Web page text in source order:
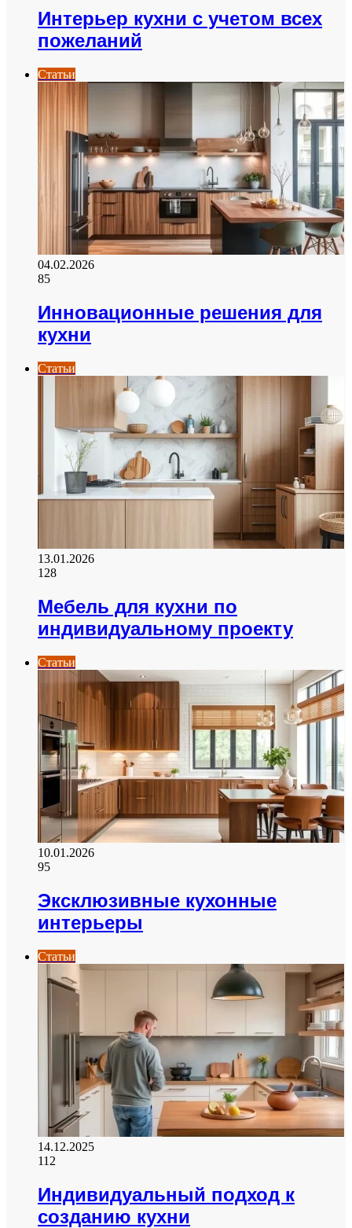
Интерьер кухни с учетом всех
пожеланий
Статьи
04.02.2026
85
Инновационные решения для
кухни
Статьи
13.01.2026
128
Мебель для кухни по
индивидуальному проекту
Статьи
10.01.2026
95
Эксклюзивные кухонные
интерьеры
Статьи
14.12.2025
112
Индивидуальный подход к
созданию кухни